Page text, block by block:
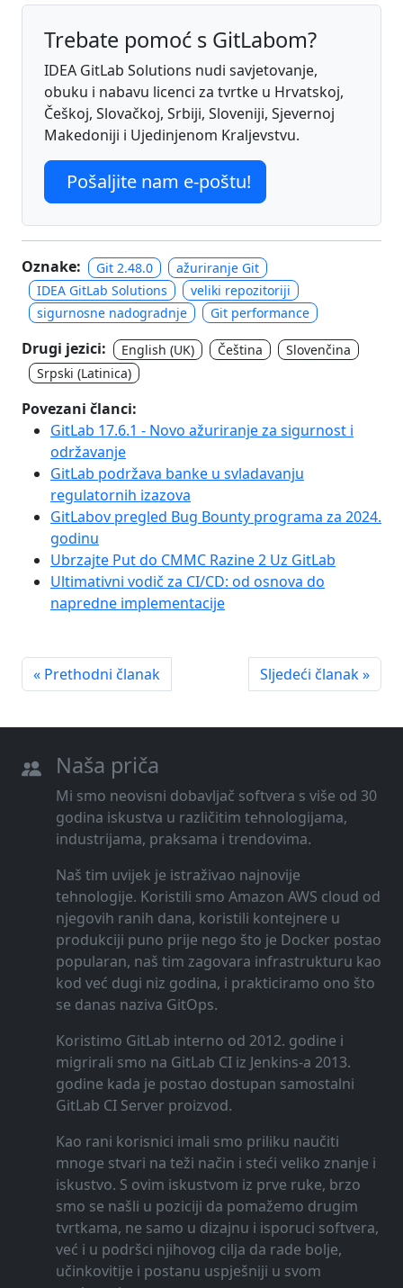
Trebate pomoć s GitLabom?
IDEA GitLab Solutions nudi savjetovanje,
obuku i nabavu licenci za tvrtke u Hrvatskoj,
Češkoj, Slovačkoj, Srbiji, Sloveniji, Sjevernoj
Makedoniji i Ujedinjenom Kraljevstvu.
Pošaljite nam e-poštu!
Oznake: Git 2.48.0
ažuriranje Git
IDEA GitLab Solutions
veliki repozitoriji
sigurnosne nadogradnje
Git performance
Drugi jezici: English (UK) Čeština
Slovenčina
Srpski (Latinica)
Povezani članci:
GitLab 17.6.1 - Novo ažuriranje za sigurnost i
održavanje
GitLab podržava banke u svladavanju
regulatornih izazova
GitLabov pregled Bug Bounty programa za 2024.
godinu
Ubrzajte Put do CMMC Razine 2 Uz GitLab
Ultimativni vodič za CI/CD: od osnova do
napredne implementacije
« Prethodni članak Sljedeći članak »
Naša priča
Mi smo neovisni dobavljač softvera s više od 30
godina iskustva u različitim tehnologijama,
industrijama, praksama i trendovima.
Naš tim uvijek je istraživao najnovije
tehnologije. Koristili smo Amazon AWS cloud od
njegovih ranih dana, koristili kontejnere u
produkciji puno prije nego što je Docker postao
popularan, naš tim zagovara infrastrukturu kao
kod već dugi niz godina, i prakticiramo ono što
se danas naziva GitOps.
Koristimo GitLab interno od 2012. godine i
migrirali smo na GitLab CI iz Jenkins-a 2013.
godine kada je postao dostupan samostalni
GitLab CI Server proizvod.
Kao rani korisnici imali smo priliku naučiti
mnoge stvari na teži način i steći veliko znanje i
iskustvo. S ovim iskustvom iz prve ruke, brzo
smo se našli u poziciji da pomažemo drugim
tvrtkama, ne samo u dizajnu i isporuci softvera,
već i u podršci njihovog cilja da rade bolje,
učinkovitije i postanu uspješniji u svom